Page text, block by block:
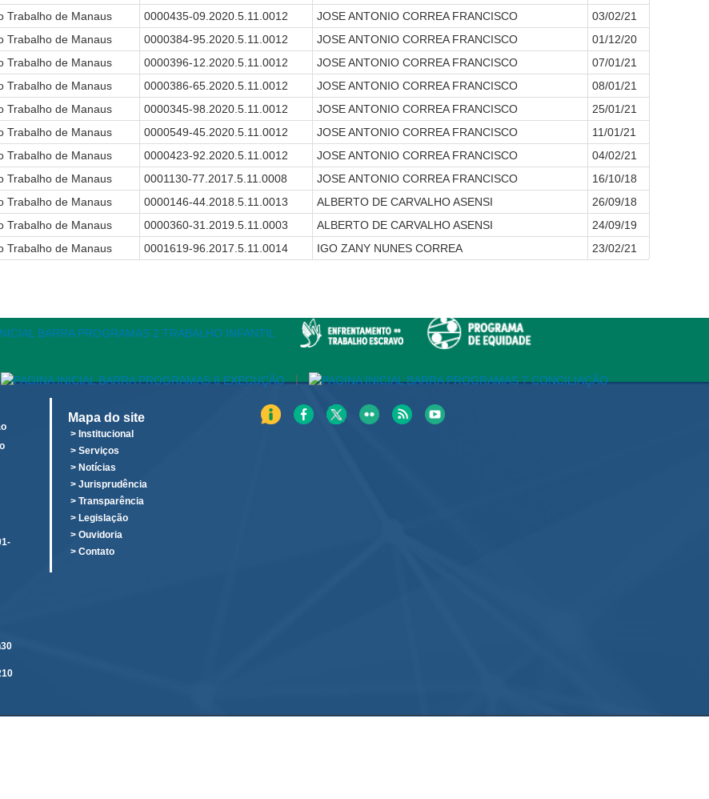
Trabalho de Manaus
0000435-09.2020.5.11.0012 JOSE ANTONIO CORREA FRANCISCO
03/02/21
Trabalho de Manaus
0000384-95.2020.5.11.0012 JOSE ANTONIO CORREA FRANCISCO
01/12/20
Trabalho de Manaus
0000396-12.2020.5.11.0012 JOSE ANTONIO CORREA FRANCISCO
07/01/21
Trabalho de Manaus
0000386-65.2020.5.11.0012 JOSE ANTONIO CORREA FRANCISCO
08/01/21
Trabalho de Manaus
0000345-98.2020.5.11.0012 JOSE ANTONIO CORREA FRANCISCO
25/01/21
Trabalho de Manaus
0000549-45.2020.5.11.0012 JOSE ANTONIO CORREA FRANCISCO
11/01/21
Trabalho de Manaus
0000423-92.2020.5.11.0012 JOSE ANTONIO CORREA FRANCISCO
04/02/21
Trabalho de Manaus
0001130-77.2017.5.11.0008 JOSE ANTONIO CORREA FRANCISCO
16/10/18
Trabalho de Manaus
0000146-44.2018.5.11.0013 ALBERTO DE CARVALHO ASENSI
26/09/18
Trabalho de Manaus
0000360-31.2019.5.11.0003 ALBERTO DE CARVALHO ASENSI
24/09/19
Trabalho de Manaus
0001619-96.2017.5.11.0014 IGO ZANY NUNES CORREA 23/02/21
|
Mapa do site
> Institucional
> Serviços
> Notícias
> Jurisprudência
> Transparência
> Legislação
> Ouvidoria
> Contato